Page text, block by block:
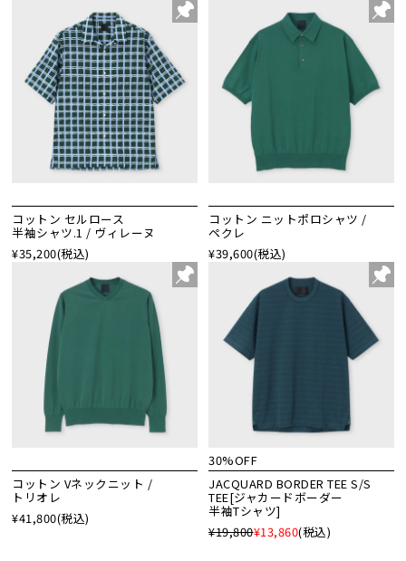
コットン セルロース
半袖シャツ.1 / ヴィレーヌ
¥35,200(税込)
コットン ニットポロシャツ /
ペクレ
¥39,600(税込)
コットン Vネックニット /
トリオレ
¥41,800(税込)
30%OFF
JACQUARD BORDER TEE S/S
TEE[ジャカードボーダー
半袖Tシャツ]
¥19,800¥13,860(税込)